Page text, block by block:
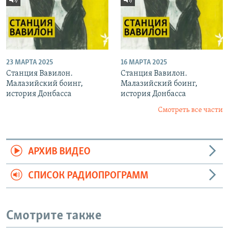
23 МАРТА 2025
Станция Вавилон.
Малазийский боинг,
история Донбасса
16 МАРТА 2025
Станция Вавилон.
Малазийский боинг,
история Донбасса
Смотреть все части
АРХИВ ВИДЕО
СПИСОК РАДИОПРОГРАММ
Смотрите также